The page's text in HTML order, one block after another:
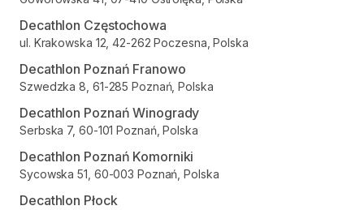
Decathlon Częstochowa
ul. Krakowska 12, 42-262 Poczesna, Polska
Decathlon Poznań Franowo
Szwedzka 8, 61-285 Poznań, Polska
Decathlon Poznań Winogrady
Serbska 7, 60-101 Poznań, Polska
Decathlon Poznań Komorniki
Sycowska 51, 60-003 Poznań, Polska
Decathlon Płock